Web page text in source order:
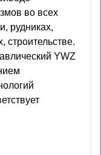
во всех
рудниках,
строительстве.
YWZ